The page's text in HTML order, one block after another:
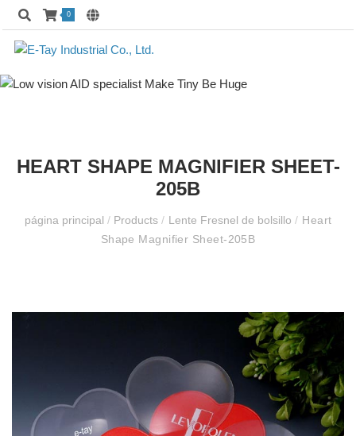
0
HEART SHAPE MAGNIFIER SHEET-
205B
página principal / Products/ Lente Fresnel de bolsillo/ Heart
Shape Magnifier Sheet-205B